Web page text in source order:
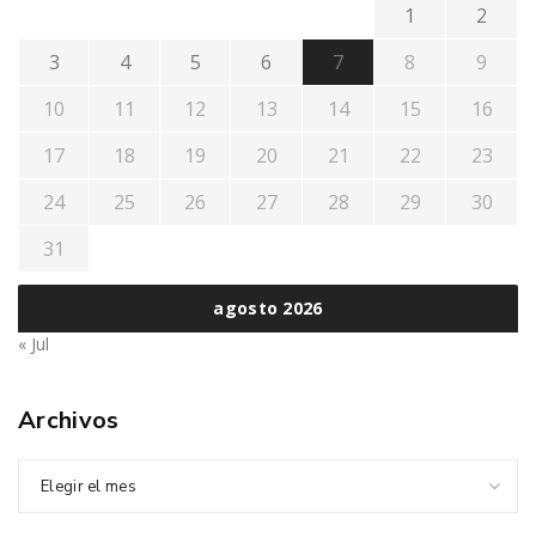
agosto 2026
1
2
3
4 5 6 7 8
9
10
11 12 13 14 15
16
17
18 19 20 21 22
23
24
25 26 27 28 29
30
31
« Jul
Archivos
Elegir el mes